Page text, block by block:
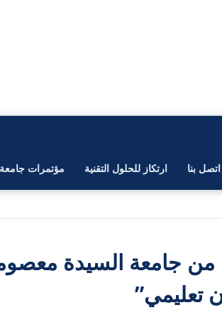
اتصل بنا ارتكاز للحلول التقنية مؤتمرات
من جامعة السيدة
تعليمي”